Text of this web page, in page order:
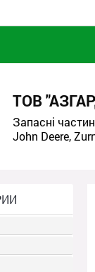
ТОВ
Запасні
John Deere,